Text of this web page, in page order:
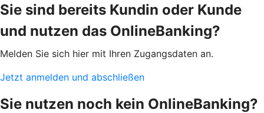
Sie sind bereits Kundin oder Kunde
und nutzen das OnlineBanking?
Melden Sie sich hier mit Ihren Zugangsdaten an.
Jetzt anmelden und abschließen
Sie nutzen noch kein OnlineBanking?